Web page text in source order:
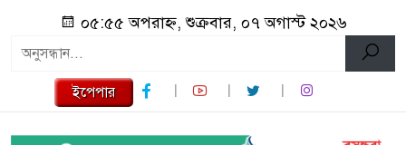
০৫:৫৫ অপরাহ্ন, শুক্রবার, ০৭ অগাস্ট ২০২৬
ইপেপার